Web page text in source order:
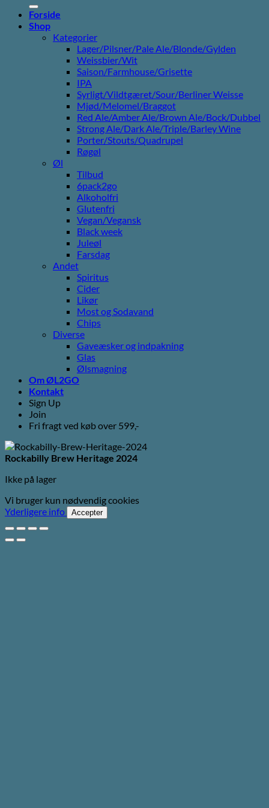
Forside
Shop
Kategorier
Lager/Pilsner/Pale Ale/Blonde/Gylden
Weissbier/Wit
Saison/Farmhouse/Grisette
IPA
Syrligt/Vildtgæret/Sour/Berliner Weisse
Mjød/Melomel/Braggot
Red Ale/Amber Ale/Brown Ale/Bock/Dubbel
Strong Ale/Dark Ale/Triple/Barley Wine
Porter/Stouts/Quadrupel
Røgøl
Øl
Tilbud
6pack2go
Alkoholfri
Glutenfri
Vegan/Vegansk
Black week
Juleøl
Farsdag
Andet
Spiritus
Cider
Likør
Most og Sodavand
Chips
Diverse
Gaveæsker og indpakning
Glas
Ølsmagning
Om ØL2GO
Kontakt
Sign Up
Join
Fri fragt ved køb over 599,-
Rockabilly Brew Heritage 2024
Ikke på lager
Vi bruger kun nødvendig cookies
Yderligere info
Accepter